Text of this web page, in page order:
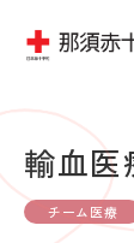
輸血医
チーム医療